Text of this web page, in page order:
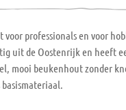
professionals en voor
uit de Oostenrijk en heeft
mooi beukenhout zonder